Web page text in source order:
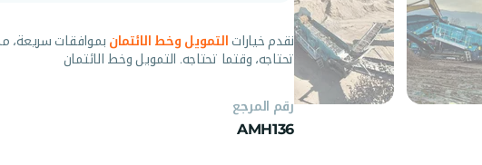
نقدم خيارات التمويل وخط الائتمان بموافقات سريعة،
تحتاجه، وقتما تحتاجه. التمويل وخط الائتمان
رقم المرجع
AMH136